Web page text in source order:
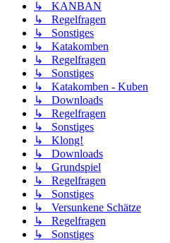
↳ KANBAN
↳ Regelfragen
↳ Sonstiges
↳ Katakomben
↳ Regelfragen
↳ Sonstiges
↳ Katakomben - Kuben
↳ Downloads
↳ Regelfragen
↳ Sonstiges
↳ Klong!
↳ Downloads
↳ Grundspiel
↳ Regelfragen
↳ Sonstiges
↳ Versunkene Schätze
↳ Regelfragen
↳ Sonstiges